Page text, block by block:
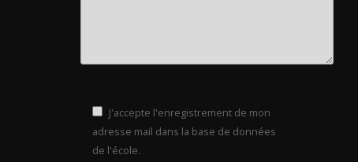
J'accepte l'enregistrement de mon
adresse mail dans la base de données
de l'école.